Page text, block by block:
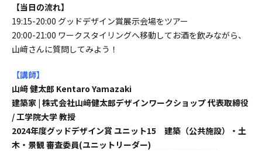
【当日の流れ】
19:15-20:00 グッドデザイン賞展示会場をツアー
20:00-21:00 ワークスタイリングへ移動してお酒を飲みながら、
山﨑さんに質問してみよう！
【講師】
山﨑 健太郎 Kentaro Yamazaki
建築家 | 株式会社山﨑健太郎デザインワークショップ 代表取締役
/ 工学院大学 教授
2024年度グッドデザイン賞 ユニット15 建築（公共施設）・土
木・景観 審査委員(ユニットリーダー)